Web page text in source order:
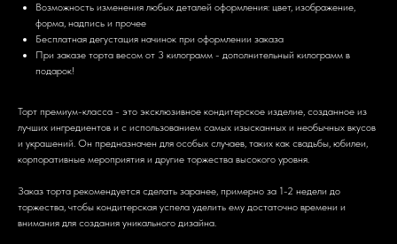
Возможность изменения любых деталей оформления: цвет, изображение,
форма, надпись и прочее
Бесплатная дегустация начинок при оформлении заказа
При заказе торта весом от 3 килограмм - дополнительный килограмм в
подарок!
Торт премиум-класса - это эксклюзивное кондитерское изделие, созданное из
лучших ингредиентов и с использованием самых изысканных и необычных вкусов
и украшений. Он предназначен для особых случаев, таких как свадьбы, юбилеи,
корпоративные мероприятия и другие торжества высокого уровня.
Заказ торта рекомендуется сделать заранее, примерно за 1-2 недели до
торжества, чтобы кондитерская успела уделить ему достаточно времени и
внимания для создания уникального дизайна.